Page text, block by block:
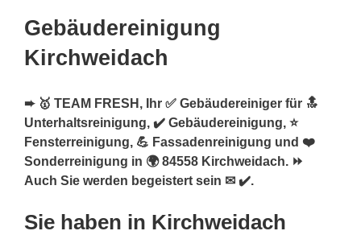
Gebäudereinigung
Kirchweidach
➨ 🥇 TEAM FRESH, Ihr ✅ Gebäudereiniger für 🔝
Unterhaltsreinigung, ✔️ Gebäudereinigung, ⭐
Fensterreinigung, 💪 Fassadenreinigung und ❤️
Sonderreinigung in 🌍 84558 Kirchweidach. ⏩
Auch Sie werden begeistert sein ✉ ✔️.
Sie haben in Kirchweidach